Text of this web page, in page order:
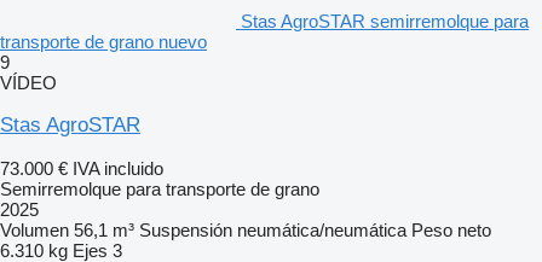
Stas AgroSTAR semirremolque para
transporte de grano nuevo
9
VÍDEO
Stas AgroSTAR
73.000 € IVA incluido
Semirremolque para transporte de grano
2025
Volumen 56,1 m³ Suspensión neumática/neumática Peso neto
6.310 kg Ejes 3